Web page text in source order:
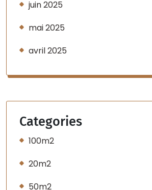
juin 2025
mai 2025
avril 2025
Categories
100m2
20m2
50m2